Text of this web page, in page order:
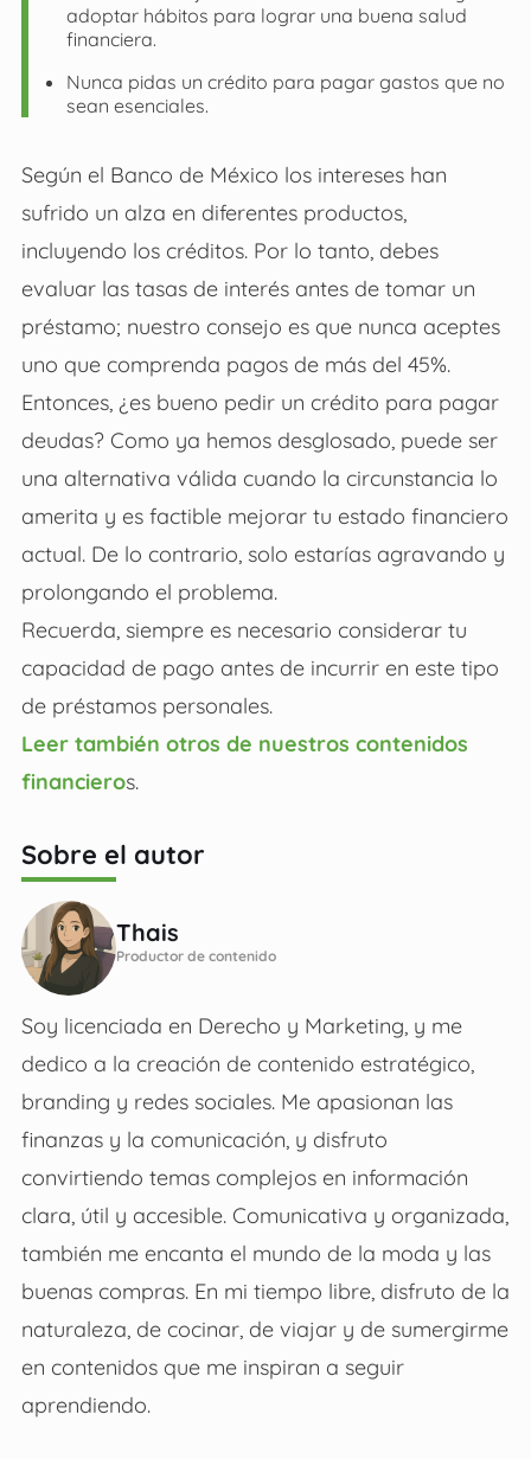
adoptar hábitos para lograr una buena salud
financiera.
Nunca pidas un crédito para pagar gastos que no
sean esenciales.
Según el Banco de México los intereses han
sufrido un alza en diferentes productos,
incluyendo los créditos. Por lo tanto, debes
evaluar las tasas de interés antes de tomar un
préstamo; nuestro consejo es que nunca aceptes
uno que comprenda pagos de más del 45%.
Entonces, ¿es bueno pedir un crédito para pagar
deudas? Como ya hemos desglosado, puede ser
una alternativa válida cuando la circunstancia lo
amerita y es factible mejorar tu estado financiero
actual. De lo contrario, solo estarías agravando y
prolongando el problema.
Recuerda, siempre es necesario considerar tu
capacidad de pago antes de incurrir en este tipo
de préstamos personales.
Leer también otros de nuestros contenidos
financieros.
Sobre el autor
Thais
Productor de contenido
Soy licenciada en Derecho y Marketing, y me
dedico a la creación de contenido estratégico,
branding y redes sociales. Me apasionan las
finanzas y la comunicación, y disfruto
convirtiendo temas complejos en información
clara, útil y accesible. Comunicativa y organizada,
también me encanta el mundo de la moda y las
buenas compras. En mi tiempo libre, disfruto de la
naturaleza, de cocinar, de viajar y de sumergirme
en contenidos que me inspiran a seguir
aprendiendo.